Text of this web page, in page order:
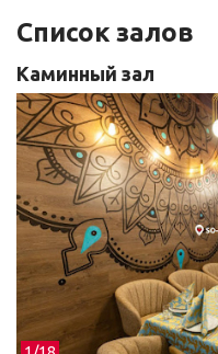
Список залов
Каминный зал